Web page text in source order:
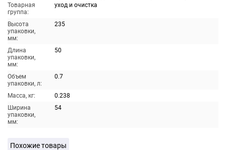
Товарная
группа:
уход и очистка
Высота
упаковки,
мм:
235
Длина
упаковки,
мм:
50
Объем
упаковки, л:
0.7
Масса, кг:
0.238
Ширина
упаковки,
мм:
54
Похожие товары